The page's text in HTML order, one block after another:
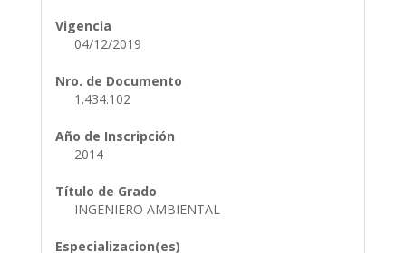
Vigencia
04/12/2019
Nro. de Documento
1.434.102
Año de Inscripción
2014
Título de Grado
INGENIERO AMBIENTAL
Especializacion(es)